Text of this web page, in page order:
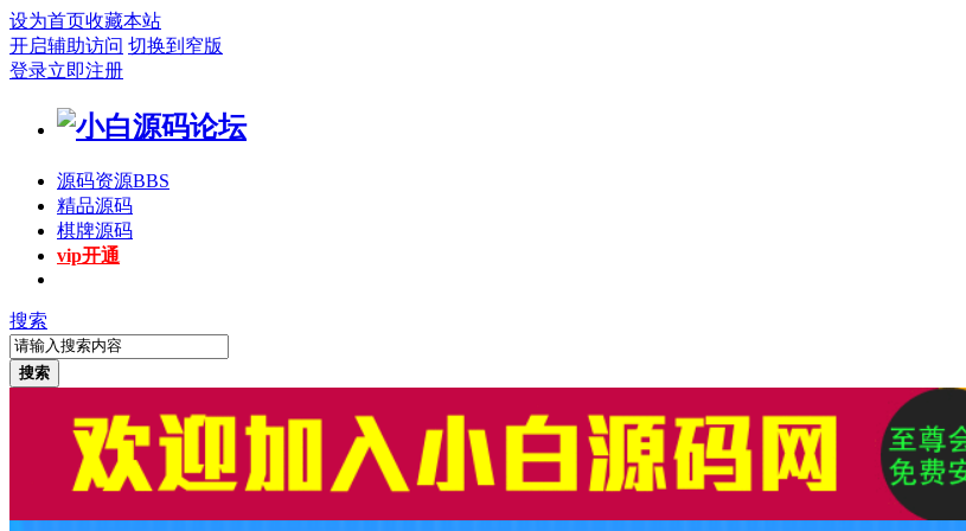
设为首页收藏本站
开启辅助访问 切换到窄版
登录立即注册
源码资源BBS
精品源码
棋牌源码
vip开通
搜索
搜索